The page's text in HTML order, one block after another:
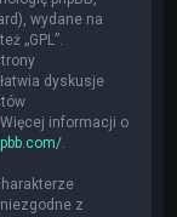
wydane na
„GPL”.
dyskusje
informacji o
z